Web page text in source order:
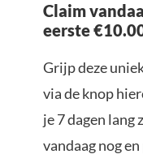
Claim
eerste
Grijp deze
via de knop
je 7 dagen
vandaag nog